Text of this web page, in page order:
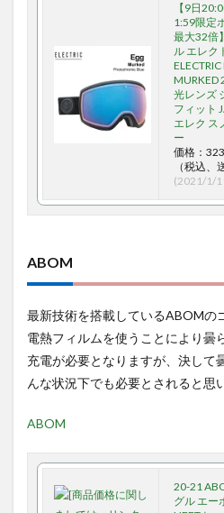
【9日
1:59限定
最大32倍
ル エレク
ELECTRIC
MURKED
光レンズ
フィット
エレク ス
ー
価格：
（税込、
(2021/1/
ABOM
最新技術を搭載しているABOMの
電熱フィルムを使うことにより曇
充電が必要となりますが、決して
んな状況下でも必要とされると思
ABOM
20-21
グル エー